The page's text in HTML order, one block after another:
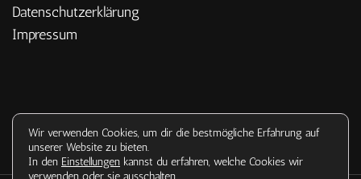
Datenschutzerklärung
Impressum
Wir verwenden Cookies, um dir die bestmögliche Erfahrung auf
unserer Website zu bieten.
In den Einstellungen kannst du erfahren, welche Cookies wir
verwenden oder sie ausschalten.